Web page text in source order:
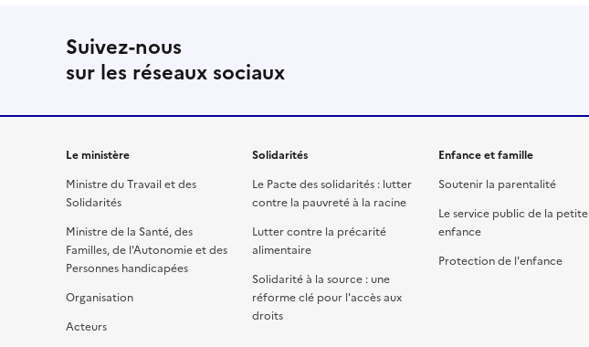
Suivez-nous
sur les réseaux sociaux
Le ministère
Ministre du Travail et des
Solidarités
Ministre de la Santé, des
Familles, de l'Autonomie et des
Personnes handicapées
Organisation
Acteurs
Solidarités
Le Pacte des solidarités : lutter
contre la pauvreté à la racine
Lutter contre la précarité
alimentaire
Solidarité à la source : une
réforme clé pour l'accès aux
droits
Enfance et famille
Soutenir la parentalité
Le service public de la petite
enfance
Protection de l'enfance